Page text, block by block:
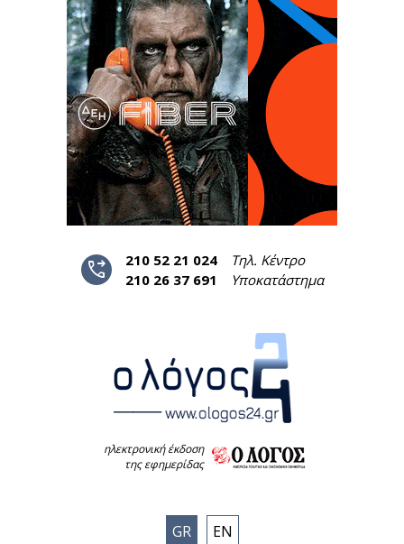
phone_forwarded 210 52 21 024
Τηλ. Κέντρο
210 26 37 691
Υποκατάστημα
ηλεκτρονική έκδοση
της εφημερίδας
GR EN